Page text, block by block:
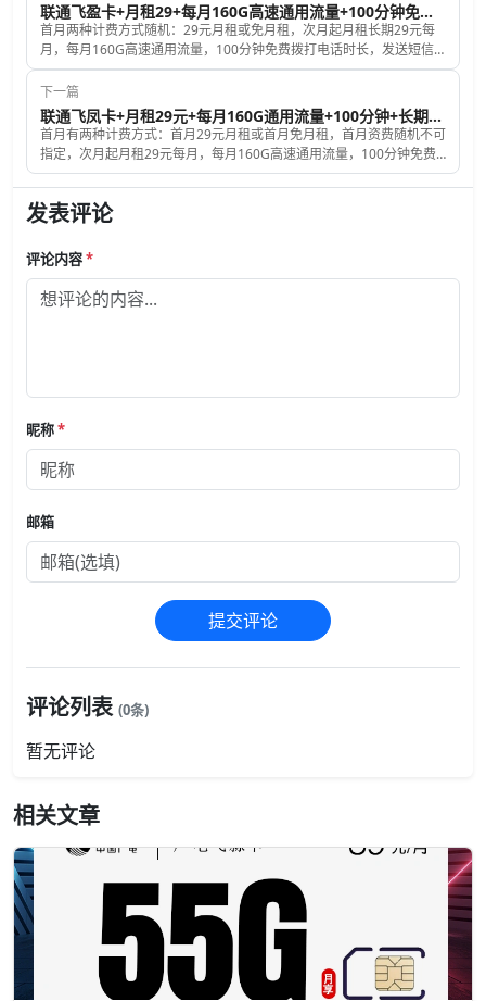
联通飞盈卡+月租29+每月160G高速通用流量+100分钟免费通话+长期套餐
首月两种计费方式随机：29元月租或免月租，次月起月租长期29元每
月，每月160G高速通用流量，100分钟免费拨打电话时长，发送短信
彩信0.1元每条，赠送来电显示，号码和归属地伪随机，联通飞盈卡激
活时必须要充值100元话费，此卡必须要先到联通APP中激活才会发
卡。
下一篇
联通飞凤卡+月租29元+每月160G通用流量+100分钟+长期套餐
首月有两种计费方式：首月29元月租或首月免月租，首月资费随机不可
指定，次月起月租29元每月，每月160G高速通用流量，100分钟免费
拨打电话时长，发送短信彩信0.1元每条，赠送来电显示，号码和归属
地都是随机的，激活时必须要充值100元话费。
发表评论
评论内容*
昵称*
邮箱
提交评论
评论列表 (0条)
暂无评论
相关文章